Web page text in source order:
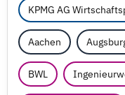
KPMG AG
Aachen
BWL